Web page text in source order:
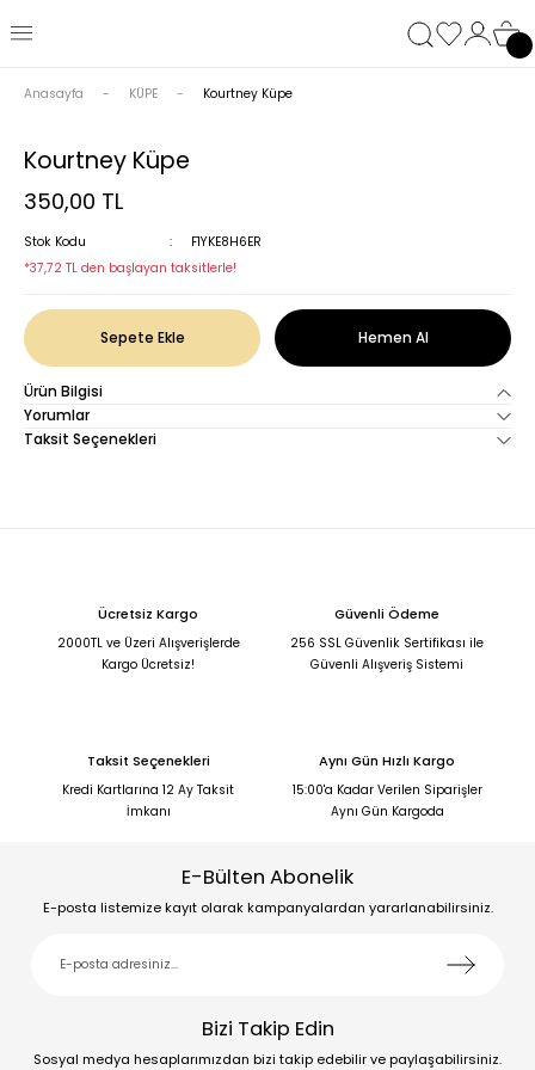
Anasayfa KÜPE Kourtney Küpe
Kourtney Küpe
350,00 TL
Stok Kodu
F1YKE8H6ER
*37,72 TL den başlayan taksitlerle!
Sepete Ekle Hemen Al
Ürün Bilgisi
Yorumlar
Taksit Seçenekleri
Ücretsiz Kargo
2000TL ve Üzeri Alışverişlerde
Kargo Ücretsiz!
Güvenli Ödeme
256 SSL Güvenlik Sertifikası ile
Güvenli Alışveriş Sistemi
Taksit Seçenekleri
Kredi Kartlarına 12 Ay Taksit
İmkanı
Aynı Gün Hızlı Kargo
15:00'a Kadar Verilen Siparişler
Aynı Gün Kargoda
E-Bülten Abonelik
E-posta listemize kayıt olarak kampanyalardan yararlanabilirsiniz.
Bizi Takip Edin
Sosyal medya hesaplarımızdan bizi takip edebilir ve paylaşabilirsiniz.